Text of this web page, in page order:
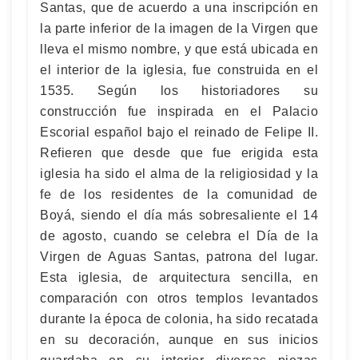
Santas, que de acuerdo a una inscripción en
la parte inferior de la imagen de la Virgen que
lleva el mismo nombre, y que está ubicada en
el interior de la iglesia, fue construida en el
1535. Según los historiadores su
construcción fue inspirada en el Palacio
Escorial español bajo el reinado de Felipe II.
Refieren que desde que fue erigida esta
iglesia ha sido el alma de la religiosidad y la
fe de los residentes de la comunidad de
Boyá, siendo el día más sobresaliente el 14
de agosto, cuando se celebra el Día de la
Virgen de Aguas Santas, patrona del lugar.
Esta iglesia, de arquitectura sencilla, en
comparación con otros templos levantados
durante la época de colonia, ha sido recatada
en su decoración, aunque en sus inicios